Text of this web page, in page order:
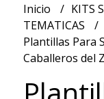
Inicio KITS
TEMATICAS
Plantillas Para
Caballeros del